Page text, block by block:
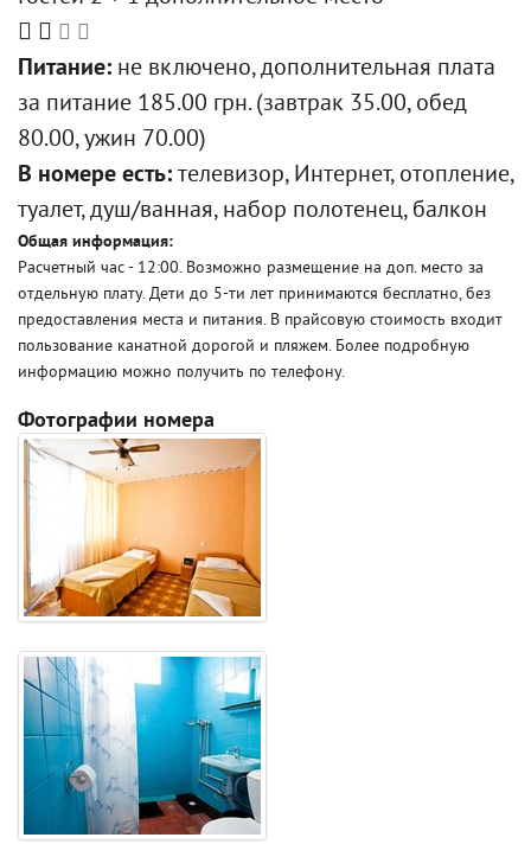
Питание: не включено, дополнительная плата
за питание 185.00 грн. (завтрак 35.00, обед
80.00, ужин 70.00)
В номере есть: телевизор, Интернет, отопление,
туалет, душ/ванная, набор полотенец, балкон
Общая информация:
Расчетный час - 12:00. Возможно размещение на доп. место за
отдельную плату. Дети до 5-ти лет принимаются бесплатно, без
предоставления места и питания. В прайсовую стоимость входит
пользование канатной дорогой и пляжем. Более подробную
информацию можно получить по телефону.
Фотографии номера